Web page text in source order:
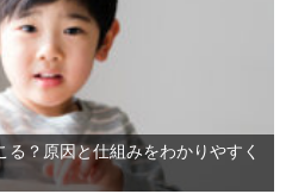
？原因と仕組みをわかりやすく